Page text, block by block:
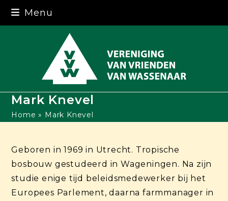
Skip
Menu
Mark Knevel
Home » Mark Knevel
Geboren in 1969 in Utrecht. Tropische
bosbouw gestudeerd in Wageningen. Na zijn
studie enige tijd beleidsmedewerker bij het
Europees Parlement, daarna farmmanager in